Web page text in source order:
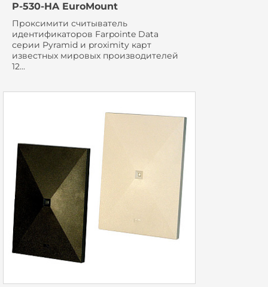
P-530-HA EuroMount
Проксимити считыватель
идентификаторов Farpointe Data
серии Pyramid и proximity карт
известных мировых производителей
12...